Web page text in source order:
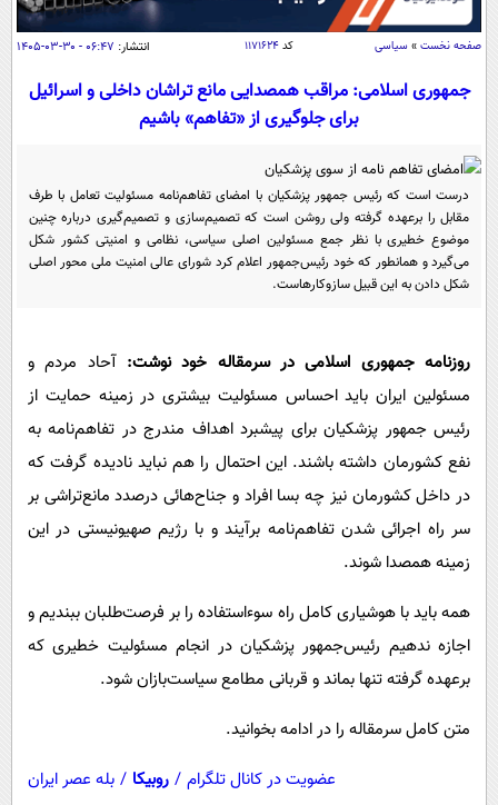
اقتصاد
اقتصادی
خودرو
جامعه
اجتماعی
سلامت
یک برش دانایی
محیط زیست
ورزشی
بین الملل
سیاست خارجی
فرهنگ و هنر
علم و دانش
فناوری و It
اخبار کریپتو
قرآن
باشگاه مغز
مجله تصویری سلاح
اقتصاد
ورزش
سیاست
سرگرمی
محیط زیست
عصر ایران 2
خواندنی ها و دیدنی ها
داستان کوتاه
پیامک
آموزش زبان
صفحه نخست » سیاسی کد۱۱۷۱۶۲۴ انتشار: ۰۶:۴۷ - ۳۰-۰۳-۱۴۰۵
جمهوری اسلامی: مراقب همصدایی مانع تراشان داخلی و اسرائیل
برای جلوگیری از «تفاهم» باشیم
درست است که رئیس‌ جمهور پزشکیان با امضای تفاهم‌نامه مسئولیت تعامل با طرف
مقابل را برعهده گرفته ولی روشن است که تصمیم‌سازی و تصمیم‌گیری درباره چنین
موضوع خطیری با نظر جمع مسئولین اصلی سیاسی، نظامی و امنیتی کشور شکل
می‌گیرد و همانطور که خود رئیس‌جمهور اعلام کرد شورای عالی امنیت ملی محور اصلی
شکل دادن به این قبیل سازوکارهاست.
روزنامه جمهوری اسلامی در سرمقاله خود نوشت:آحاد مردم و
مسئولین ایران باید احساس مسئولیت بیشتری در زمینه حمایت از
رئیس ‌جمهور پزشکیان برای پیشبرد اهداف مندرج در تفاهم‌نامه به
نفع کشورمان داشته باشند. این احتمال را هم نباید نادیده گرفت که
در داخل کشورمان نیز چه بسا افراد و جناح‌هائی درصدد مانع‌تراشی بر
سر راه اجرائی شدن تفاهم‌نامه برآیند و با رژیم صهیونیستی در این
زمینه همصدا شوند.
همه باید با هوشیاری کامل راه سوء‌استفاده را بر فرصت‌طلبان ببندیم و
اجازه ندهیم رئیس‌جمهور پزشکیان در انجام مسئولیت خطیری که
برعهده گرفته تنها بماند و قربانی مطامع سیاست‌بازان شود.
متن کامل سرمقاله را در ادامه بخوانید.
عضویت در کانال تلگرام / روبیکا / بله عصر ایران